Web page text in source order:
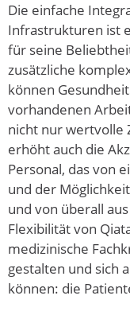
Die einfache
Infrastrukturen ist
für seine
zusätzliche
können
vorhandenen
nicht nur wertvolle
erhöht auch die
Personal, das von
und der
und von überall
Flexibilität von
medizinische
gestalten und sich
können: die